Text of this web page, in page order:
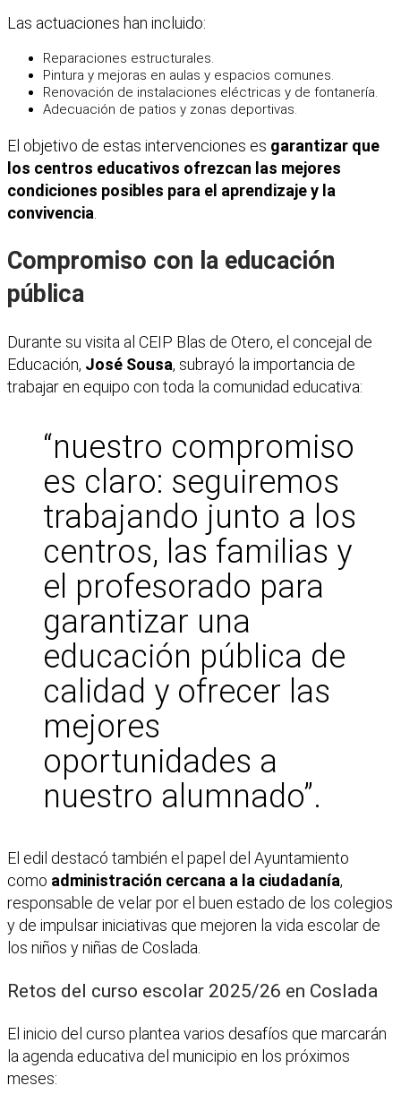
Las actuaciones han incluido:
Reparaciones estructurales.
Pintura y mejoras en aulas y espacios comunes.
Renovación de instalaciones eléctricas y de fontanería.
Adecuación de patios y zonas deportivas.
El objetivo de estas intervenciones es garantizar que
los centros educativos ofrezcan las mejores
condiciones posibles para el aprendizaje y la
convivencia.
Compromiso con la educación
pública
Durante su visita al CEIP Blas de Otero, el concejal de
Educación, José Sousa, subrayó la importancia de
trabajar en equipo con toda la comunidad educativa:
“nuestro compromiso
es claro: seguiremos
trabajando junto a los
centros, las familias y
el profesorado para
garantizar una
educación pública de
calidad y ofrecer las
mejores
oportunidades a
nuestro alumnado”.
El edil destacó también el papel del Ayuntamiento
como administración cercana a la ciudadanía,
responsable de velar por el buen estado de los colegios
y de impulsar iniciativas que mejoren la vida escolar de
los niños y niñas de Coslada.
Retos del curso escolar 2025/26 en Coslada
El inicio del curso plantea varios desafíos que marcarán
la agenda educativa del municipio en los próximos
meses: